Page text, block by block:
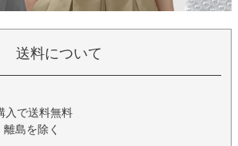
送料について
入で送料無料
島を除く